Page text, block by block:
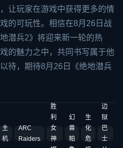
让玩家在游戏中获得更多的情
的可玩性。相信在8月26日战
潜兵2》将迎来新一轮的热
的魅力之中，共同书写属于他
待，期待8月26日《绝地潜兵
主
机
ARC
Raiders
胜
利
女
神
幻
兽
帕
生
化
危
边
狱
巴
士